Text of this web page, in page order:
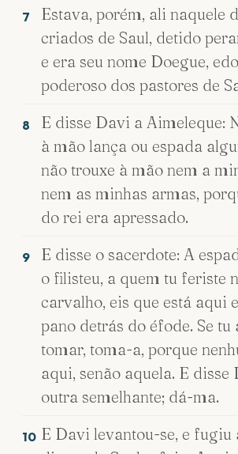
7
Estava, porém, ali naquele
criados de Saul, detido
e era seu nome Doegue,
poderoso dos pastores de
8
E disse Davi a Aimeleque:
à mão lança ou espada
não trouxe à mão nem a
nem as minhas armas,
do rei era apressado.
9
E disse o sacerdote: A
o filisteu, a quem tu feriste
carvalho, eis que está aqui
pano detrás do éfode. Se tu
tomar, toma-a, porque
aqui, senão aquela. E disse
outra semelhante; dá-ma.
10 E Davi levantou-se, e fugiu